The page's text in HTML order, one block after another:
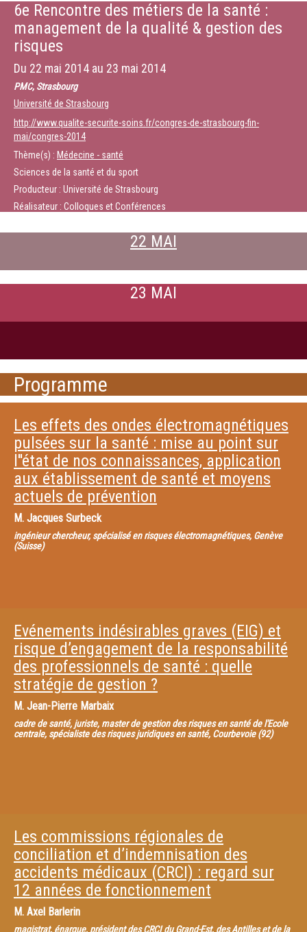
6e Rencontre des métiers de la santé :
management de la qualité & gestion des
risques
Du 22 mai 2014 au 23 mai 2014
PMC, Strasbourg
Université de Strasbourg
http://www.qualite-securite-soins.fr/congres-de-strasbourg-fin-
mai/congres-2014
Thème(s) : Médecine - santé
Sciences de la santé et du sport
Producteur : Université de Strasbourg
Réalisateur : Colloques et Conférences
22 MAI
23 MAI
Programme
Les effets des ondes électromagnétiques
pulsées sur la santé : mise au point sur
l''état de nos connaissances, application
aux établissement de santé et moyens
actuels de prévention
M. Jacques Surbeck
ingénieur chercheur, spécialisé en risques électromagnétiques, Genève
(Suisse)
Evénements indésirables graves (EIG) et
risque d’engagement de la responsabilité
des professionnels de santé : quelle
stratégie de gestion ?
M. Jean-Pierre Marbaix
cadre de santé, juriste, master de gestion des risques en santé de l'Ecole
centrale, spécialiste des risques juridiques en santé, Courbevoie (92)
Les commissions régionales de
conciliation et d’indemnisation des
accidents médicaux (CRCI) : regard sur
12 années de fonctionnement
M. Axel Barlerin
magistrat, énarque, président des CRCI du Grand-Est, des Antilles et de la